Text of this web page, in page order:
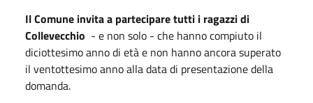
Il Comune invita a partecipare tutti i ragazzi di
Collevecchio - e non solo - che hanno compiuto il
diciottesimo anno di età e non hanno ancora superato
il ventottesimo anno alla data di presentazione della
domanda.